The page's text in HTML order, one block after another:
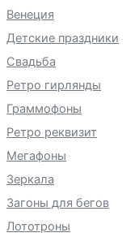
Венеция
Детские праздники
Свадьба
Ретро гирлянды
Граммофоны
Ретро реквизит
Мегафоны
Зеркала
Загоны для бегов
Лототроны